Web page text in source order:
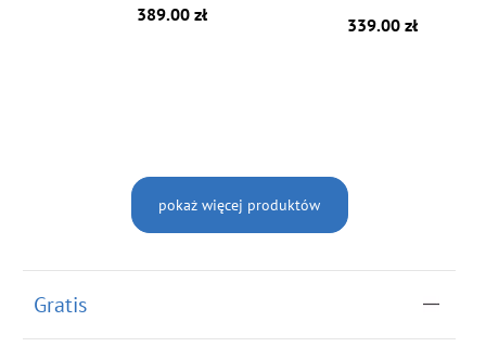
389.00 zł
339.00 zł
pokaż więcej produktów
Gratis